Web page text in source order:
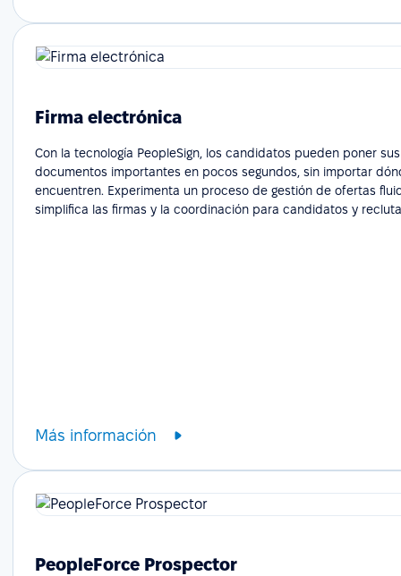
Firma electrónica
Con la tecnología PeopleSign, los candidatos pueden poner
documentos importantes en pocos segundos, sin importar
encuentren. Experimenta un proceso de gestión de ofertas
simplifica las firmas y la coordinación para candidatos y
Más información
PeopleForce Prospector